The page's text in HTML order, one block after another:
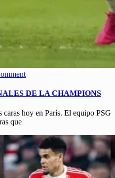
DE LA CHAMPIONS
caras hoy en París. El equipo PSG
que